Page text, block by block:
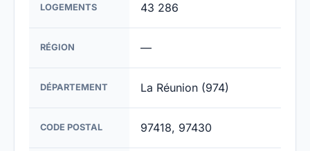
LOGEMENTS 43 286
RÉGION —
DÉPARTEMENT La Réunion (974)
CODE POSTAL 97418, 97430